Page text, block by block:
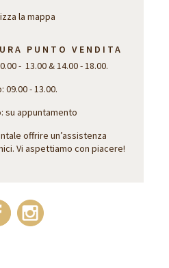
la mappa
PUNTO VENDITA
- 13.00 & 14.00 - 18.00.
09.00 - 13.00.
su appuntamento
offrire un’assistenza
Vi aspettiamo con piacere!